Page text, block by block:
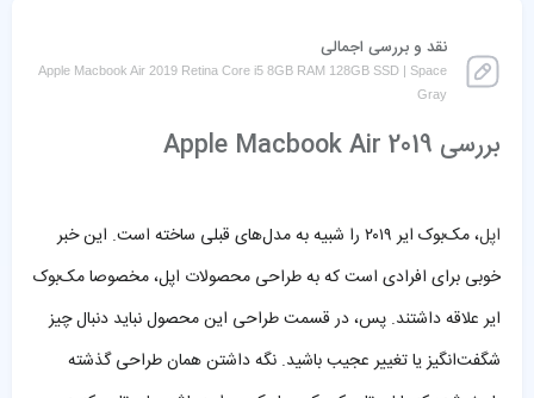
نقد و بررسی اجمالی
Apple Macbook Air 2019 Retina Core i5 8GB RAM 128GB SSD | Space
Gray
بررسی Apple Macbook Air 2019
اپل
، مک‌بوک ایر ۲۰۱۹ را شبیه به مدل‌های قبلی ساخته است. این خبر
خوبی برای افرادی است که به طراحی محصولات اپل، مخصوصا مک‌بوک
ایر علاقه داشتند. پس، در قسمت طراحی این محصول نباید دنبال چیز
شگفت‌انگیز یا تغییر عجیب باشید. نگه داشتن همان طراحی گذشته